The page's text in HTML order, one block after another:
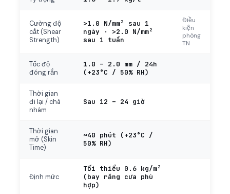
Cường độ
cắt (Shear
Strength)
>1.0 N/mm² sau 1
ngày · >2.0 N/mm²
sau 1 tuần
Điều
kiện
phòng
TN
Tốc độ
đóng rắn
1.0 – 2.0 mm / 24h
(+23°C / 50% RH)
Thời gian
đi lại / chà
nhám
Sau 12 – 24 giờ
Thời gian
mở (Skin
Time)
~40 phút (+23°C /
50% RH)
Định mức
Tối thiểu 0.6 kg/m²
(bay răng cưa phù
hợp)